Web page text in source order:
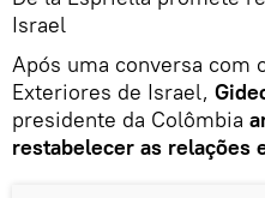
Israel
Após uma conversa com
Exteriores de Israel,
presidente da Colômbia
restabelecer as relações